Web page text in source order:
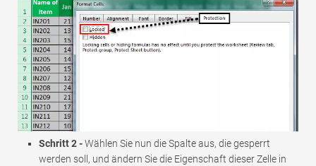
Schritt 2 -Wählen Sie nun die Spalte aus, die gesperrt
werden soll, und ändern Sie die Eigenschaft dieser Zelle in